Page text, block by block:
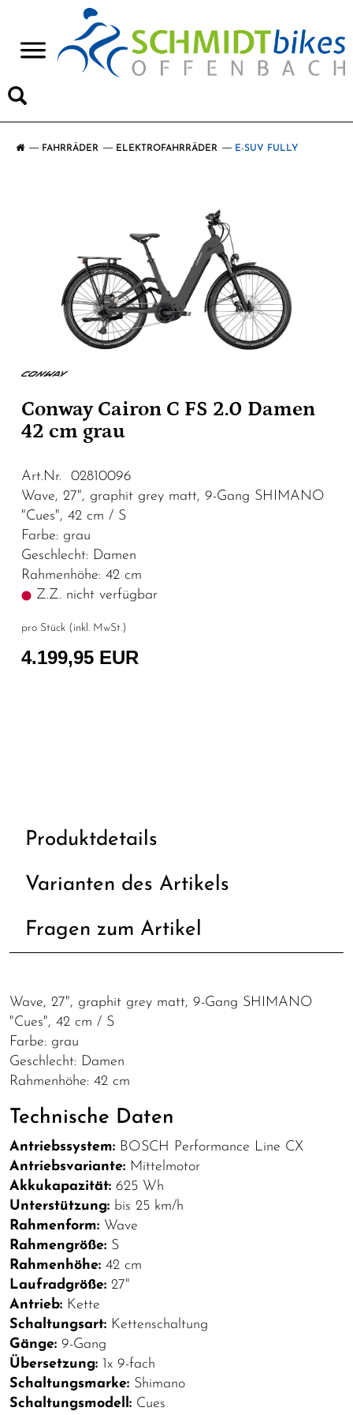
FAHRRÄDER ELEKTROFAHRRÄDER E-SUV FULLY
Conway Cairon C FS 2.0 Damen
42 cm grau
Art.Nr. 02810096
Wave, 27", graphit grey matt, 9-Gang SHIMANO
"Cues", 42 cm / S
Farbe: grau
Geschlecht: Damen
Rahmenhöhe: 42 cm
Z.Z. nicht verfügbar
pro Stück (inkl. MwSt.)
4.199,95 EUR
Produktdetails
Varianten des Artikels
Fragen zum Artikel
Wave, 27", graphit grey matt, 9-Gang SHIMANO
"Cues", 42 cm / S
Farbe: grau
Geschlecht: Damen
Rahmenhöhe: 42 cm
Technische Daten
Antriebssystem: BOSCH Performance Line CX
Antriebsvariante: Mittelmotor
Akkukapazität: 625 Wh
Unterstützung: bis 25 km/h
Rahmenform: Wave
Rahmengröße: S
Rahmenhöhe: 42 cm
Laufradgröße: 27"
Antrieb: Kette
Schaltungsart: Kettenschaltung
Gänge: 9-Gang
Übersetzung: 1x 9-fach
Schaltungsmarke: Shimano
Schaltungsmodell: Cues